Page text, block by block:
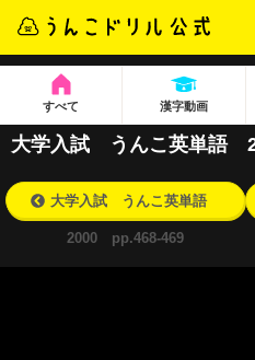
すべて 漢字動画
大学入試 うんこ英単語
大学入試 うんこ英単語
2000 pp.468-469